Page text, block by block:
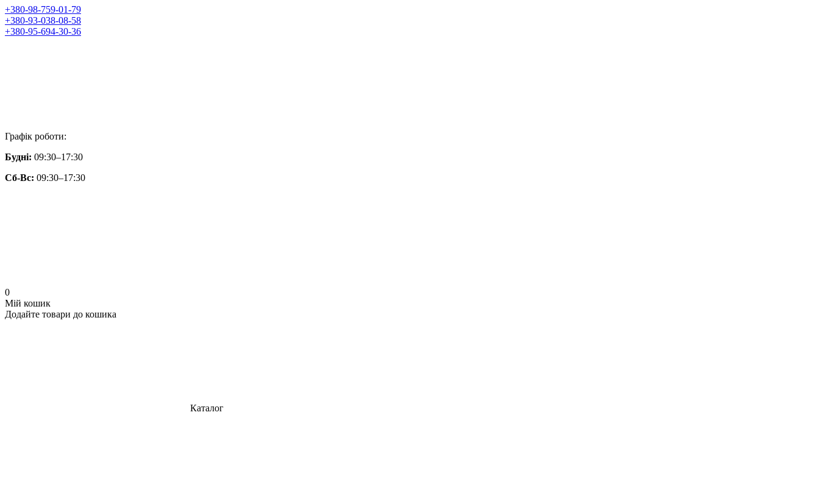
+380-98-759-01-79
+380-93-038-08-58
+380-95-694-30-36
Графік роботи:
Будні: 09:30–17:30
Сб-Вс: 09:30–17:30
0
Мій кошик
Додайте товари до кошика
Каталог